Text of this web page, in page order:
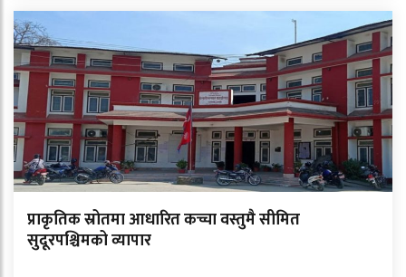
प्राकृतिक स्रोतमा आधारित कच्चा वस्तुमै सीमित
सुदूरपश्चिमको व्यापार